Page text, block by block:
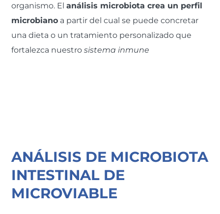
organismo. Elanálisis microbiota crea un perfil
microbiano a partir del cual se puede concretar
una dieta o un tratamiento personalizado que
fortalezca nuestrosistema inmune
ANÁLISIS DE MICROBIOTA
INTESTINAL DE
MICROVIABLE